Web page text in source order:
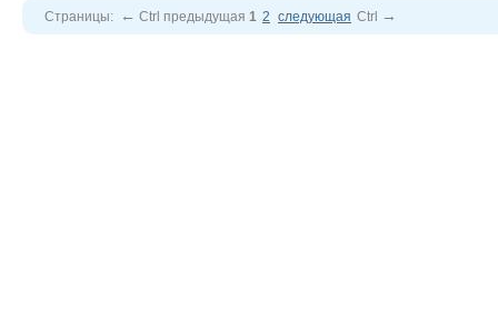
Страницы: ← Ctrl предыдущая 1 2 следующая Ctrl →